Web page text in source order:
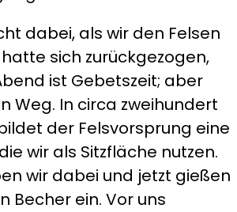
dabei, als wir den Felsen
sich zurückgezogen,
ist Gebetszeit; aber
Weg. In circa zweihundert
der Felsvorsprung eine
wir als Sitzfläche nutzen.
wir dabei und jetzt gießen
Becher ein. Vor uns